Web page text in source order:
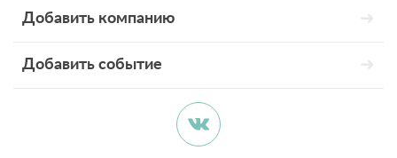
Добавить компанию
Добавить событие